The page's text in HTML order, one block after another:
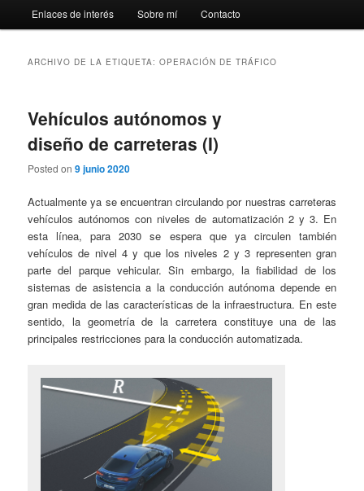
Enlaces de interés Sobre mí Contacto
ARCHIVO DE LA ETIQUETA:OPERACIÓN DE TRÁFICO
Vehículos autónomos y
diseño de carreteras (I)
Posted on9 junio 2020
Actualmente ya se encuentran circulando por nuestras carreteras
vehículos autónomos con niveles de automatización 2 y 3. En
esta línea, para 2030 se espera que ya circulen también
vehículos de nivel 4 y que los niveles 2 y 3 representen gran
parte del parque vehicular. Sin embargo, la fiabilidad de los
sistemas de asistencia a la conducción autónoma depende en
gran medida de las características de la infraestructura. En este
sentido, la geometría de la carretera constituye una de las
principales restricciones para la conducción automatizada.